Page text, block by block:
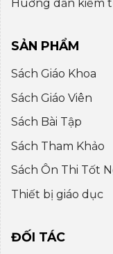
Huớng dẫn kiểm
SẢN PHẨM
Sách Giáo Khoa
Sách Giáo Viên
Sách Bài Tập
Sách Tham Khảo
Sách Ôn Thi Tốt
Thiết bị giáo dục
ĐỐI TÁC